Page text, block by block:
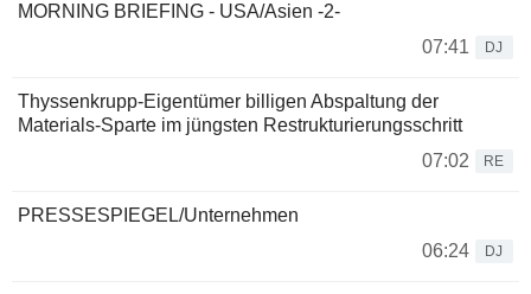
MORNING BRIEFING - USA/Asien -2-
07:41
DJ
Thyssenkrupp-Eigentümer billigen Abspaltung der
Materials-Sparte im jüngsten Restrukturierungsschritt
07:02
RE
PRESSESPIEGEL/Unternehmen
06:24
DJ